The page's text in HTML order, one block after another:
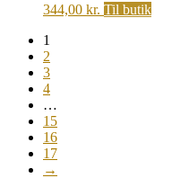
344,00 kr. Til butik
1
2
3
4
…
15
16
17
→